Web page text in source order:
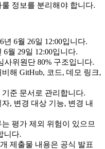
정보를 분리해야 합니다.
6월 26일 12:00입니다.
월 29일 12:00입니다.
사위원단 80% 구조입니다.
해 GitHub, 코드, 데모 링크,
준 문서로 관리합니다.
, 변경 대상 기능, 변경 내
평가 제외 위험이 있으므
니다.
제출물 내용은 공식 발표